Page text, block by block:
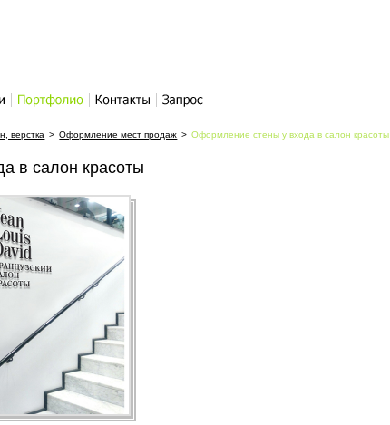
письмо
верстка > Оформление мест продаж > Оформление стены у входа в салон красоты
в салон красоты